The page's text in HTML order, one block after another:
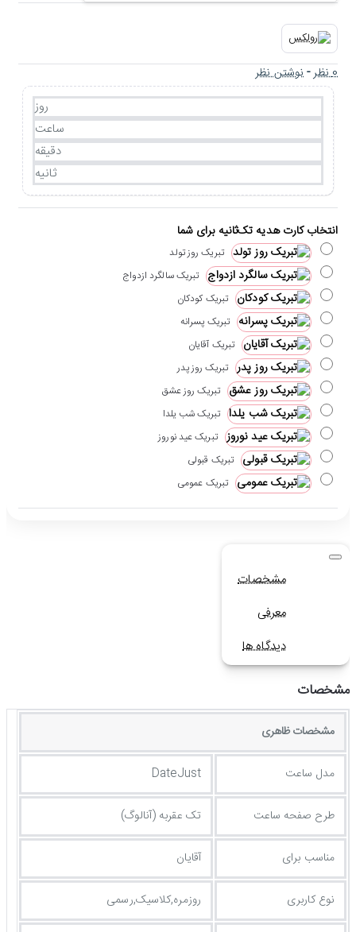
0 نظر -نوشتن نظر
روز
ساعت
دقیقه
ثانیه
انتخاب کارت هدیه تک‌ثانیه برای شما
تبریک روز تولد
تبریک سالگرد ازدواج
تبریک کودکان
تبریک پسرانه
تبریک آقایان
تبریک روز پدر
تبریک روز عشق
تبریک شب یلدا
تبریک عید نوروز
تبریک قبولی
تبریک عمومی
مشخصات
معرفی
دیدگاه ها
مشخصات
مشخصات ظاهری
مدل ساعت DateJust
طرح صفحه ساعت تک عقربه (آنالوگ)
مناسب برای آقایان
نوع کاربری روزمره,کلاسیک,رسمی